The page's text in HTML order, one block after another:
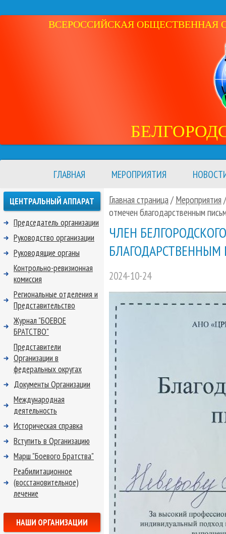
ВСЕРОССИЙСКАЯ ОБЩЕСТВЕННАЯ
ГЛАВНАЯ МЕРОПРИЯТИЯ
Главная страница/ Мероприятия
отмечен благодарственным
ЧЛЕН
2024-10-24
ЦЕНТРАЛЬНЫЙ АППАРАТ
Председатель организации
Руководство организации
Руководящие органы
Контрольно-ревизионная
комиссия
Региональные отделения и
Представительство
Журнал "БОЕВОЕ
БРАТСТВО"
Представители
Организации в
федеральных округах
Документы Организации
Международная
деятельность
Историческая справка
Вступить в Организацию
Марш "Боевого Братства"
Реабилитационное
(восстановительное)
лечение
НАШИ ОРГАНИЗАЦИИ